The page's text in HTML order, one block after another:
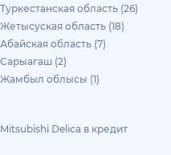
Туркестанская область (26)
Жетысуская область (18)
Абайская область (7)
Сарыагаш (2)
Жамбыл облысы (1)
Mitsubishi Delica в кредит